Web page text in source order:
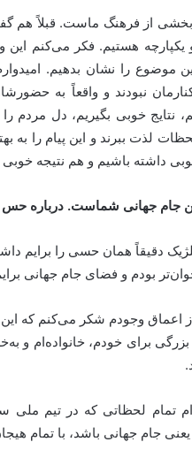
بخشی از فرهنگ ماست. قبلاً هم
موضوع را نشان بدهیم.
نبودند و واقعاً به
نتایج خوبی بگیریم، دل مردم
لذت ببرند و این پیام را به
داشته باشیم و هم نتیجه خوبی
جام جهانی شماست. درباره حس
بودم و فضای جام جهانی
از اعماق وجودم شکر می‌کنم که
بزرگی برای خودم، خانواده‌ام
تمام لحظاتی که در تیم ملی
یعنی جام جهانی باشد، با تمام